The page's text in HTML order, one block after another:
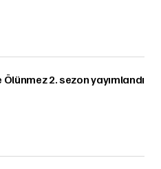
Ölünmez 2. sezon yayımlandı